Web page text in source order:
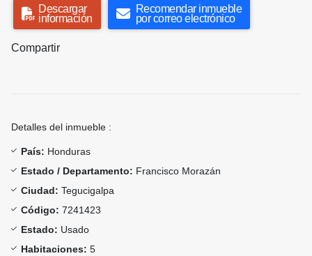
Descargar
información
Recomendar inmueble
por correo electrónico
Compartir
Detalles del inmueble :
País: Honduras
Estado / Departamento: Francisco Morazán
Ciudad: Tegucigalpa
Código: 7241423
Estado: Usado
Habitaciones: 5